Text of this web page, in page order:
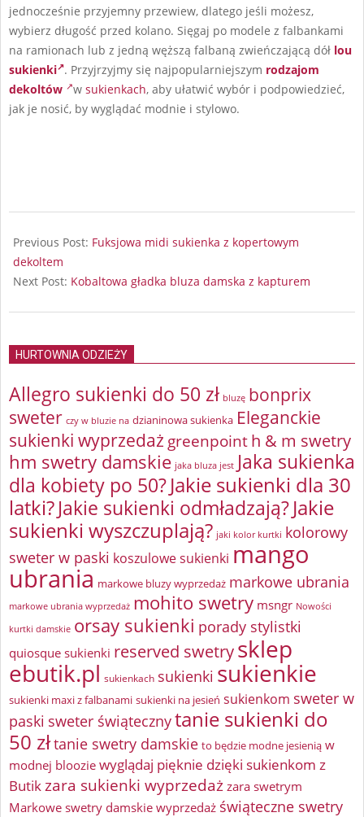
jednocześnie przyjemny przewiew, dlatego jeśli możesz,
wybierz długość przed kolano. Sięgaj po modele z falbankami
na ramionach lub z jedną węższą falbaną zwieńczającą dół lou
sukienki . Przyjrzyjmy się najpopularniejszym rodzajom
dekoltów
w sukienkach, aby ułatwić wybór i podpowiedzieć,
jak je nosić, by wyglądać modnie i stylowo.
07-
22
Previous Post: Fuksjowa midi sukienka z kopertowym
dekoltem
Next Post: Kobaltowa gładka bluza damska z kapturem
HURTOWNIA ODZIEŻY
Allegro sukienki do 50 zł bluzę bonprix
sweter czy w bluzie na dzianinowa sukienka Eleganckie
sukienki wyprzedaż greenpointh & m swetry
hm swetry damskie jaka bluza jest Jaka sukienka
dla kobiety po 50?Jakie sukienki dla 30
latki?Jakie sukienki odmładzają?Jakie
sukienki wyszczuplają? jaki kolor kurtki kolorowy
sweter w paski koszulowe sukienki mango
ubrania markowe bluzy wyprzedaż markowe ubrania
markowe ubrania wyprzedaż mohito swetry msngr Nowości
kurtki damskie orsay sukienki porady stylistki
quiosque sukienki reserved swetrysklep
ebutik.pl sukienkach sukienki sukienkie
sukienki maxi z falbanami sukienki na jesień sukienkom sweter w
paski sweter świątecznytanie sukienki do
50 złtanie swetry damskie to będzie modne jesienią w
modnej bloozie wyglądaj pięknie dzięki sukienkom z
Butikzara sukienki wyprzedażzara swetrym
Markowe swetry damskie wyprzedaż świąteczne swetry